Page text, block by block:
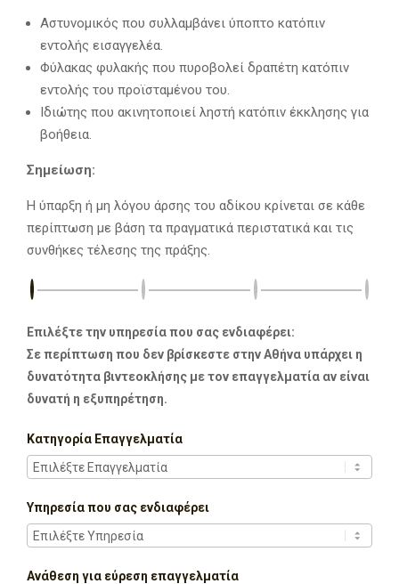
Αστυνομικός που συλλαμβάνει ύποπτο κατόπιν
εντολής εισαγγελέα.
Φύλακας φυλακής που πυροβολεί δραπέτη κατόπιν
εντολής του προϊσταμένου του.
Ιδιώτης που ακινητοποιεί ληστή κατόπιν έκκλησης για
βοήθεια.
Σημείωση:
Η ύπαρξη ή μη λόγου άρσης του αδίκου κρίνεται σε κάθε
περίπτωση με βάση τα πραγματικά περιστατικά και τις
συνθήκες τέλεσης της πράξης.
Επιλέξτε την υπηρεσία που σας ενδιαφέρει:
Σε περίπτωση που δεν βρίσκεστε στην Αθήνα υπάρχει η
δυνατότητα βιντεοκλήσης με τον επαγγελματία αν είναι
δυνατή η εξυπηρέτηση.
Κατηγορία Επαγγελματία
Υπηρεσία που σας ενδιαφέρει
Ανάθεση για εύρεση επαγγελματία